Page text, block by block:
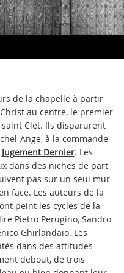
de la chapelle à partir
au centre, le premier
Clet. Ils disparurent
Ange, à la commande
Jugement Dernier. Les
dans des niches de part
pas sur un seul mur
face. Les auteurs de la
peint les cycles de la
Pietro Perugino, Sandro
Ghirlandaio. Les
dans des attitudes
debout, de trois